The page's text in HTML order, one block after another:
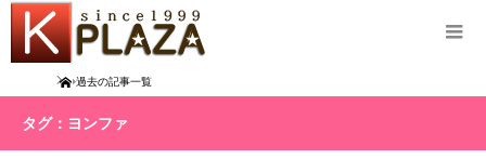
Home過去の記事一覧
タグ：ヨンファ